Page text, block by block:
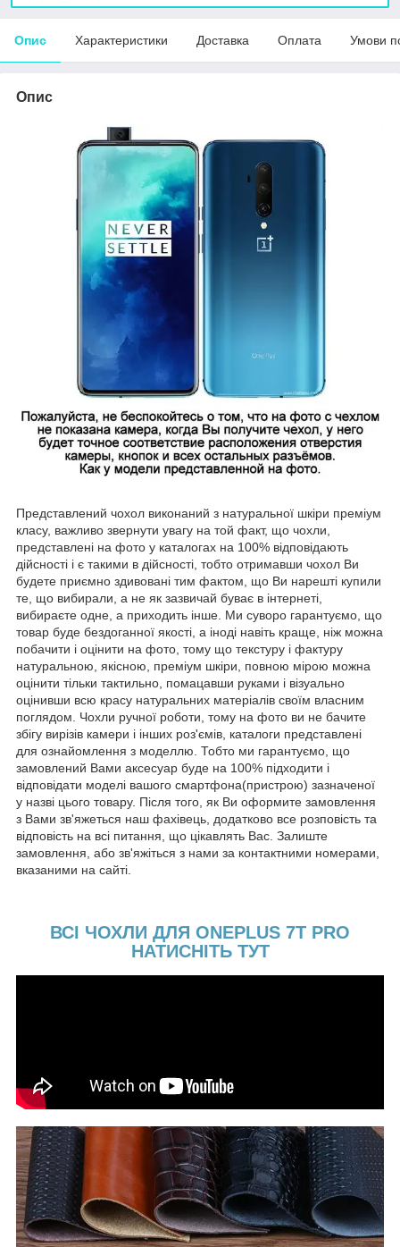
Опис Характеристики Доставка Оплата Умови
Опис
Представлений чохол виконаний з натуральної шкіри преміум
класу, важливо звернути увагу на той факт, що чохли,
представлені на фото у каталогах на 100% відповідають
дійсності і є такими в дійсності, тобто отримавши чохол Ви
будете приємно здивовані тим фактом, що Ви нарешті купили
те, що вибирали, а не як зазвичай буває в інтернеті,
вибираєте одне, а приходить інше. Ми суворо гарантуємо, що
товар буде бездоганної якості, а іноді навіть краще, ніж можна
побачити і оцінити на фото, тому що текстуру і фактуру
натуральною, якісною, преміум шкіри, повною мірою можна
оцінити тільки тактильно, помацавши руками і візуально
оцінивши всю красу натуральних матеріалів своїм власним
поглядом. Чохли ручної роботи, тому на фото ви не бачите
збігу вирізів камери і інших роз'ємів, каталоги представлені
для ознайомлення з моделлю. Тобто ми гарантуємо, що
замовлений Вами аксесуар буде на 100% підходити і
відповідати моделі вашого смартфона(пристрою) зазначеної
у назві цього товару. Після того, як Ви оформите замовлення
з Вами зв'яжеться наш фахівець, додатково все розповість та
відповість на всі питання, що цікавлять Вас. Залиште
замовлення, або зв'яжіться з нами за контактними номерами,
вказаними на сайті.
ВСІ ЧОХЛИ ДЛЯ ONEPLUS 7T PRO
НАТИСНІТЬ ТУТ